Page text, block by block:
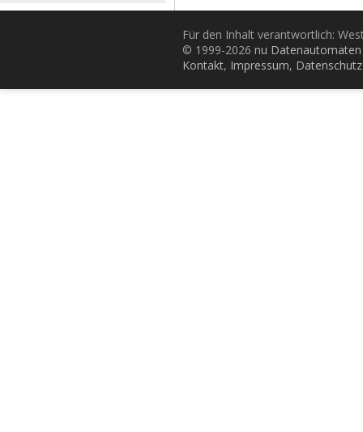
Für den Inhalt verantwortlich:
© 1999-2026 nu
Kontakt, Impressum, Datenschutz